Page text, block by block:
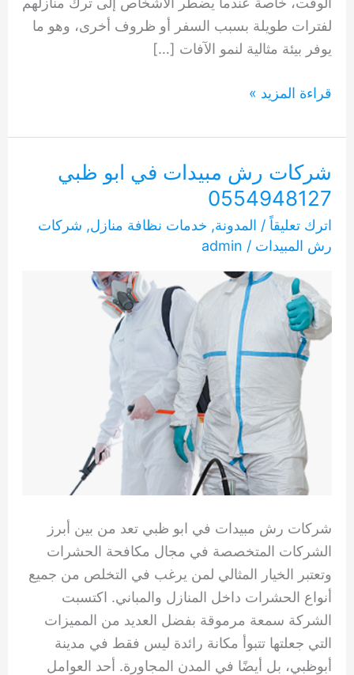
لفترات طويلة بسبب السفر أو ظروف أخرى، وهو ما
يوفر بيئة مثالية لنمو الآفات […]
شركة
المبيدات
0554948127
قراءة المزيد »
شركات رش مبيدات في ابو ظبي
0554948127
اترك تعليقاً / المدونة, خدمات نظافة منازل, شركات
رش المبيدات /
admin
شركات رش مبيدات في ابو ظبي تعد من بين أبرز
الشركات المتخصصة في مجال مكافحة الحشرات
وتعتبر الخيار المثالي لمن يرغب في التخلص من جميع
أنواع الحشرات داخل المنازل والمباني. اكتسبت
الشركة سمعة مرموقة بفضل العديد من المميزات
التي جعلتها تتبوأ مكانة رائدة ليس فقط في مدينة
أبوظبي، بل أيضًا في المدن المجاورة. أحد العوامل